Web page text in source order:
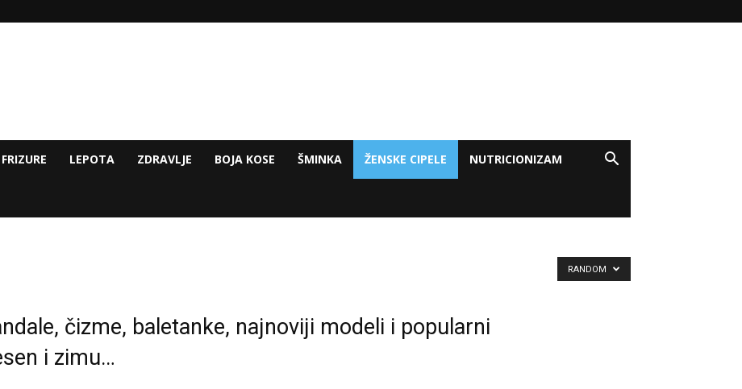
LEPOTA ZDRAVLJE BOJA KOSE ŠMINKA ŽENSKE CIPELE NUTRICIONIZAM
čizme, baletanke, najnoviji modeli i popularni
i zimu…
RANDOM